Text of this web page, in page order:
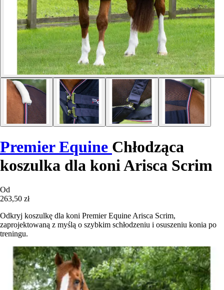
Premier Equine Chłodząca
koszulka dla koni Arisca Scrim
Od
263,50 zł
Odkryj koszulkę dla koni Premier Equine Arisca Scrim,
zaprojektowaną z myślą o szybkim schłodzeniu i osuszeniu konia po
treningu.